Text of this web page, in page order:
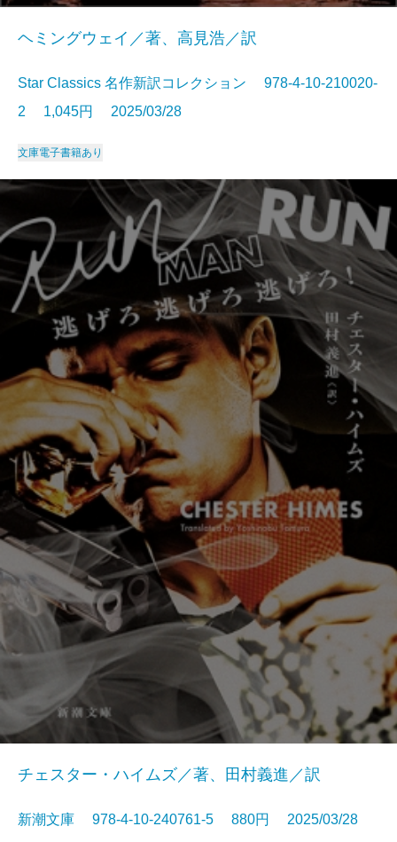
ヘミングウェイ／著、高見浩／訳
Star Classics 名作新訳コレクション 978-4-10-210020-
2 1,045円 2025/03/28
文庫電子書籍あり
チェスター・ハイムズ／著、田村義進／訳
新潮文庫 978-4-10-240761-5 880円 2025/03/28